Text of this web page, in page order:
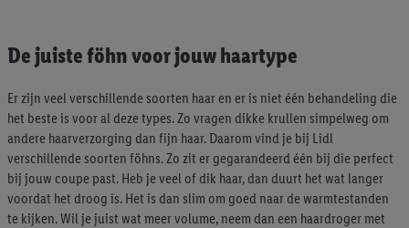
De juiste föhn voor jouw haartype
Er zijn veel verschillende soorten haar en er is niet één behandeling die
het beste is voor al deze types. Zo vragen dikke krullen simpelweg om
andere haarverzorging dan fijn haar. Daarom vind je bij Lidl
verschillende soorten föhns. Zo zit er gegarandeerd één bij die perfect
bij jouw coupe past. Heb je veel of dik haar, dan duurt het wat langer
voordat het droog is. Het is dan slim om goed naar de warmtestanden
te kijken. Wil je juist wat meer volume, neem dan een haardroger met
worden gebruikt.
voor alle bovengenoemde doeleinden. Meer informatie,
inclusief over de opslagperiode van de gegevens en je recht om
jouw toestemming op elk gewenst moment in te trekken, vind je
in onzeprivacyverklaring.Je vindt de impressum voor de Lidl
website hier. Klik hiervoor meer informatie over de cookies die
wij inzetten.